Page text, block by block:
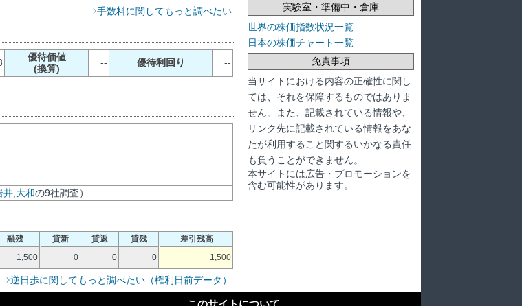
⇒手数料に関してもっと調べたい
優待価値
(換算)
-- 優待利回り --
井 大和の9社調査）
融残 貸新 貸返 貸残 差引残高
1,500 0 0 0 1,500
⇒逆日歩に関してもっと調べたい（権利日前データ）
実験室・準備中・倉庫
世界の株価指数状況一覧
日本の株価チャート一覧
免責事項
当サイトにおける内容の正確性に関し
ては、それを保障するものではありま
せん。また、記載されている情報や、
リンク先に記載されている情報をあな
たが利用すること関するいかなる責任
も負うことができません。
本サイトには広告・プロモーションを
含む可能性があります。